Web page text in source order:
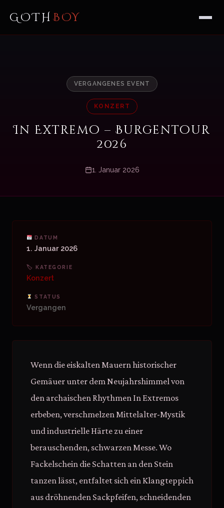
GOTH BOY
VERGANGENES EVENT
KONZERT
In Extremo – Burgentour
2026
1. Januar 2026
DATUM
1. Januar 2026
🏷 KATEGORIE
Konzert
STATUS
Vergangen
Wenn die eiskalten Mauern historischer
Gemäuer unter dem Neujahrshimmel von
den archaischen Rhythmen In Extremos
erbeben, verschmelzen Mittelalter-Mystik
und industrielle Härte zu einer
berauschenden, schwarzen Messe. Wo
Fackelschein die Schatten an den Stein
tanzen lässt, entfaltet sich ein Klangteppich
aus dröhnenden Sackpfeifen, schneidenden